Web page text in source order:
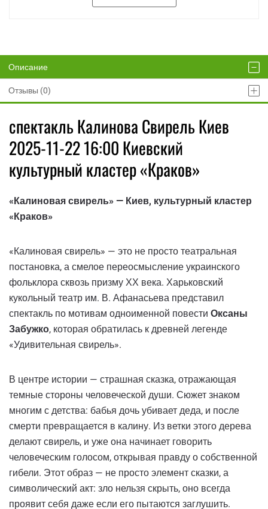
Описание
Отзывы (0)
спектакль Калинова Свирель Киев
2025-11-22 16:00 Киевский
культурный кластер «Краков»
«Калиновая свирель» — Киев, культурный кластер
«Краков»
«Калиновая свирель» — это не просто театральная
постановка, а смелое переосмысление украинского
фольклора сквозь призму ХХ века. Харьковский
кукольный театр им. В. Афанасьева представил
спектакль по мотивам одноименной повести Оксаны
Забужко, которая обратилась к древней легенде
«Удивительная свирель».
В центре истории — страшная сказка, отражающая
темные стороны человеческой души. Сюжет знаком
многим с детства: бабья дочь убивает деда, и после
смерти превращается в калину. Из ветки этого дерева
делают свирель, и уже она начинает говорить
человеческим голосом, открывая правду о собственной
гибели. Этот образ — не просто элемент сказки, а
символический акт: зло нельзя скрыть, оно всегда
проявит себя даже если его пытаются заглушить.